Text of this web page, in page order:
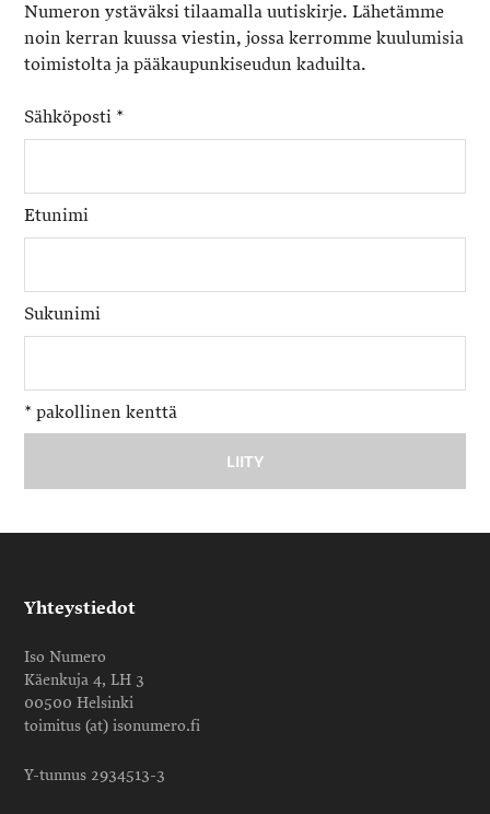
Numeron ystäväksi tilaamalla uutiskirje. Lähetämme
noin kerran kuussa viestin, jossa kerromme kuulumisia
toimistolta ja pääkaupunkiseudun kaduilta.
Sähköposti *
Etunimi
Sukunimi
* pakollinen kenttä
Yhteystiedot
Iso Numero
Käenkuja 4, LH 3
00500 Helsinki
toimitus (at) isonumero.fi
Y-tunnus 2934513-3